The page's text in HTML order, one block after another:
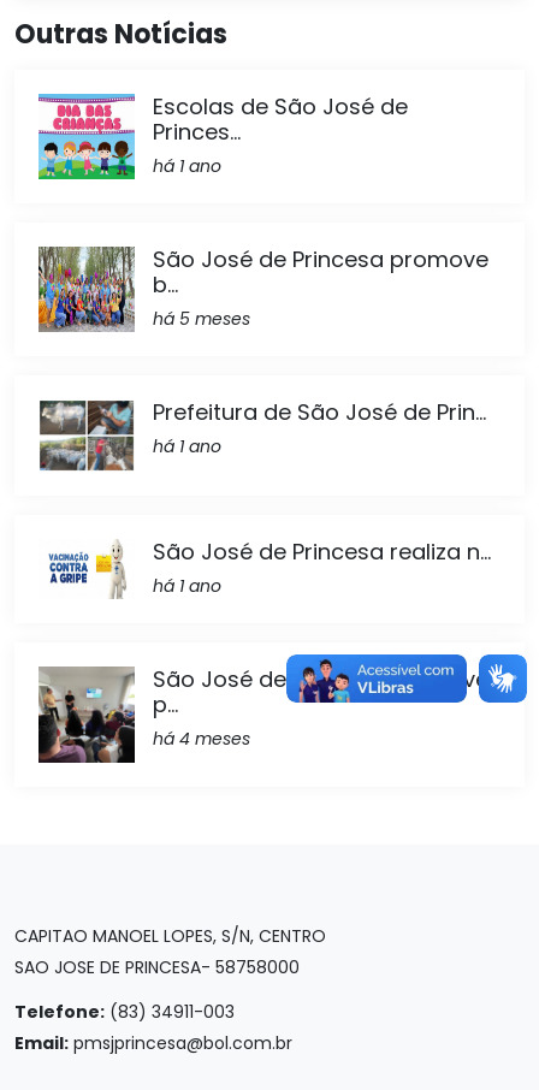
Outras Notícias
Escolas de São José de
Princes...
há 1 ano
São José de Princesa promove
b...
há 5 meses
Prefeitura de São José de Prin...
há 1 ano
São José de Princesa realiza n...
há 1 ano
São José de Princesa promove
p...
há 4 meses
CAPITAO MANOEL LOPES, S/N, CENTRO
SAO JOSE DE PRINCESA- 58758000
Telefone: (83) 34911-003
Email: pmsjprincesa@bol.com.br